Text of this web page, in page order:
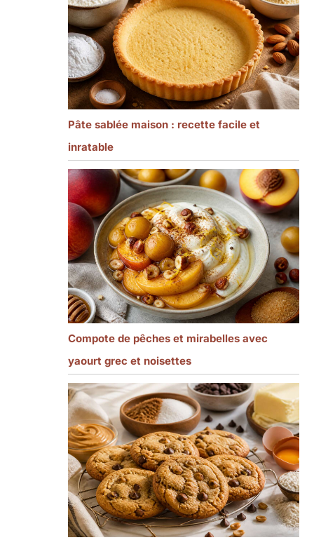
Pâte sablée maison : recette facile et
inratable
Compote de pêches et mirabelles avec
yaourt grec et noisettes